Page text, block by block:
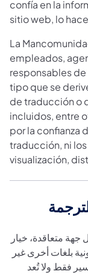
confía en la
sitio web, lo
La
empleados,
responsables
tipo que se
de traducción o
incluidos, entre
por la confianza
traducción, ni
visualización,
جهة متعاقدة، خيار
بلغات أخرى غير
فقط ولا تُعد